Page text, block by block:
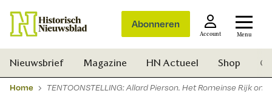
Abonneren
Account Menu
Nieuwsbrief Magazine HN Actueel Shop
Home TENTOONSTELLING: Allard Pierson. Het Romeinse Rijk